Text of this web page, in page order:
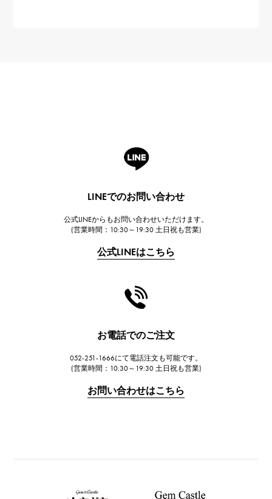
LINEでのお問い合わせ
公式LINEからもお問い合わせいただけます。
(営業時間：10:30～19:30 土日祝も営業)
公式LINEはこちら
お電話でのご注文
052-251-1666にて電話注文も可能です。
(営業時間：10:30～19:30 土日祝も営業)
お問い合わせはこちら